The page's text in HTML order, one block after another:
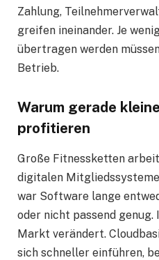
Zahlung,
greifen ineinander. Je
übertragen werden
Betrieb.
Warum gerade
profitieren
Große Fitnessketten
digitalen
war Software lange
oder nicht passend genug.
Markt verändert.
sich schneller einführen,